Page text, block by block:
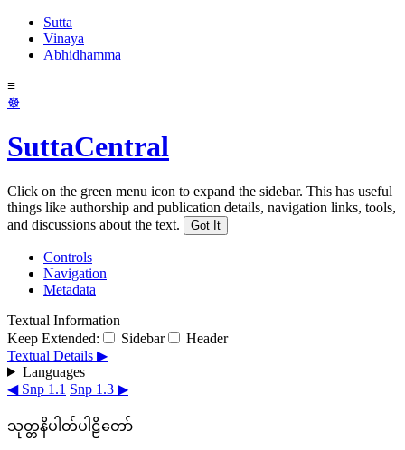
Sutta
Vinaya
Abhidhamma
≡
☸
SuttaCentral
Click on the green menu icon to expand the sidebar. This has useful
things like authorship and publication details, navigation links, tools,
and discussions about the text.
Got It
Controls
Navigation
Metadata
Textual Information
Keep Extended:
Sidebar
Header
Textual Details ▶
Languages
◀ Snp 1.1 Snp 1.3 ▶
သုတ္တနိပါတ်ပါဠိတော်